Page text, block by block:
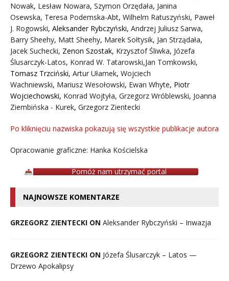
Nowak, Lesław Nowara, Szymon Orzędała, Janina
Osewska, Teresa Podemska-Abt, Wilhelm Ratuszyński, Paweł
J. Rogowski, Aleksander Rybczyński, Andrzej Juliusz Sarwa,
Barry Sheehy, Matt Sheehy, Marek Sołtysik, Jan Strządała,
Jacek Suchecki, Zenon Szostak, Krzysztof Śliwka, Józefa
Ślusarczyk-Latos, Konrad W. Tatarowski,Jan Tomkowski,
Tomasz Trzciński, Artur Ułamek, Wojciech
Wachniewski, Mariusz Wesołowski, Ewan Whyte, Piotr
Wojciechowski, Konrad Wojtyła, Grzegorz Wróblewski, Joanna
Ziembińska - Kurek, Grzegorz Zientecki
Po kliknięciu nazwiska pokazują się wszystkie publikacje autora
Opracowanie graficzne: Hanka Kościelska
Pomóż nam utrzymać portal
NAJNOWSZE KOMENTARZE
GRZEGORZ ZIENTECKI ON Aleksander Rybczyński – Inwazja
GRZEGORZ ZIENTECKI ON Józefa Ślusarczyk – Latos —
Drzewo Apokalipsy